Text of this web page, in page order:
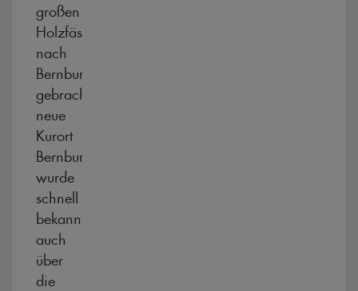
großen
Holzfässern
nach
Bernburg
gebracht.Der
neue
Kurort
Bernburg
wurde
schnell
bekannt,
auch
über
die